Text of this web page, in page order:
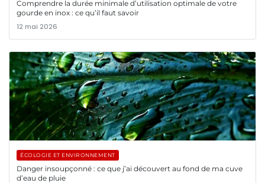
Comprendre la durée minimale d’utilisation optimale de votre
gourde en inox : ce qu’il faut savoir
12 mai 2026
ÉCOLOGIE ET ENVIRONNEMENT
Danger insoupçonné : ce que j’ai découvert au fond de ma cuve
d’eau de pluie